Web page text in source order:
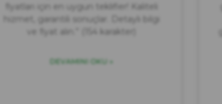
fiyatları için en uygun teklifler! Kaliteli
hizmet, garantili sonuçlar. Detaylı bilgi
ve fiyat alın.” (154 karakter)
DEVAMINI OKU »